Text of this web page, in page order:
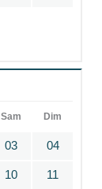
Sam Dim
03 04
10 11